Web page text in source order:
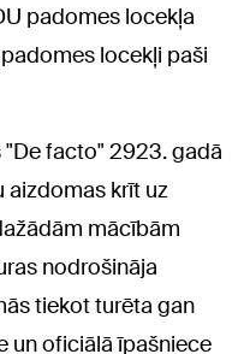
padomes locekļa
locekļi paši
"De facto" 2923. gadā
aizdomas krīt uz
mācībām
nodrošināja
tiekot turēta gan
un oficiālā īpašniece